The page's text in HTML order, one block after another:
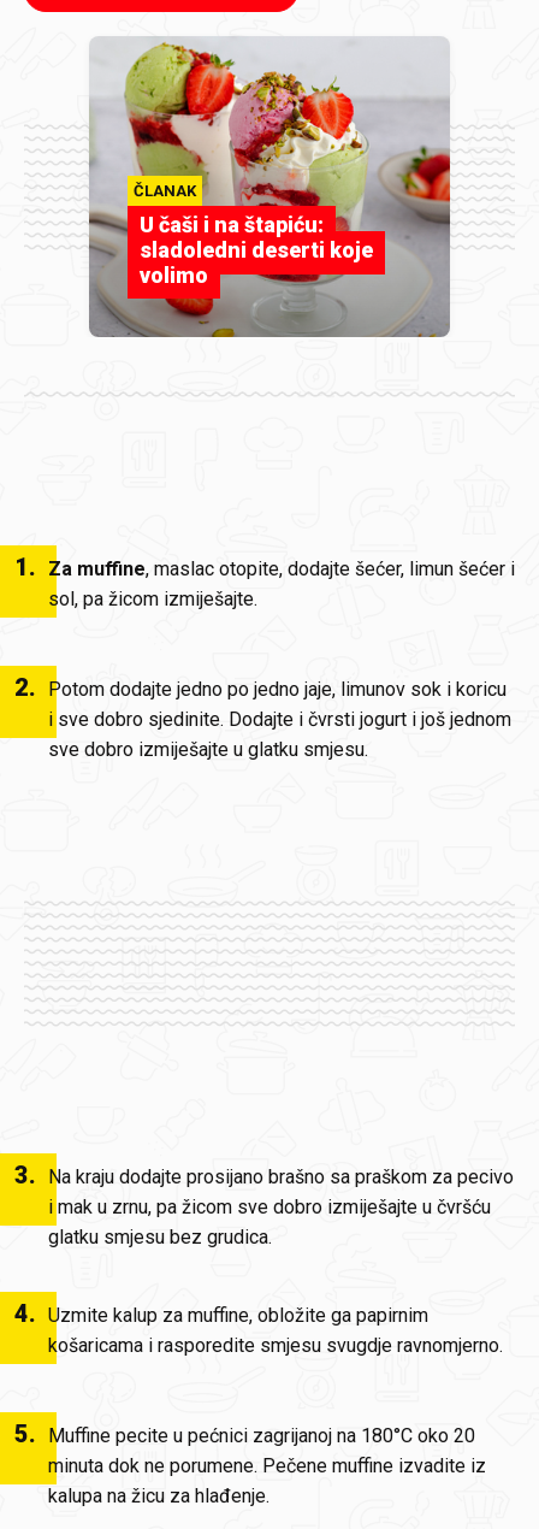
ČLANAK
U čaši i na štapiću:
sladoledni deserti koje
volimo
1. Za muffine, maslac otopite, dodajte šećer, limun šećer i
sol, pa žicom izmiješajte.
2.
Potom dodajte jedno po jedno jaje, limunov sok i koricu
i sve dobro sjedinite. Dodajte i čvrsti jogurt i još jednom
sve dobro izmiješajte u glatku smjesu.
3.
Na kraju dodajte prosijano brašno sa praškom za pecivo
i mak u zrnu, pa žicom sve dobro izmiješajte u čvršću
glatku smjesu bez grudica.
4. Uzmite kalup za muffine, obložite ga papirnim
košaricama i rasporedite smjesu svugdje ravnomjerno.
5.
Muffine pecite u pećnici zagrijanoj na 180°C oko 20
minuta dok ne porumene. Pečene muffine izvadite iz
kalupa na žicu za hlađenje.